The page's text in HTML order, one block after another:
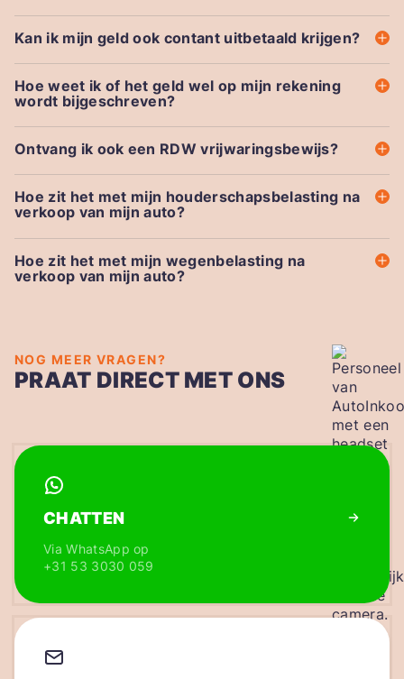
Kan ik mijn geld ook contant uitbetaald krijgen?
Hoe weet ik of het geld wel op mijn rekening
wordt bijgeschreven?
Ontvang ik ook een RDW vrijwaringsbewijs?
Hoe zit het met mijn houderschapsbelasting na
verkoop van mijn auto?
Hoe zit het met mijn wegenbelasting na
verkoop van mijn auto?
NOG MEER VRAGEN?
PRAAT DIRECT MET ONS
CHATTEN
Via WhatsApp op
+31 53 3030 059